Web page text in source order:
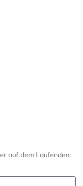
auf dem Laufenden: